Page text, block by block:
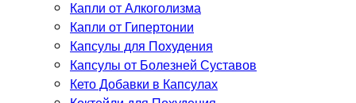
Капли от Алкоголизма
Капли от Гипертонии
Капсулы для Похудения
Капсулы от Болезней Суставов
Кето Добавки в Капсулах